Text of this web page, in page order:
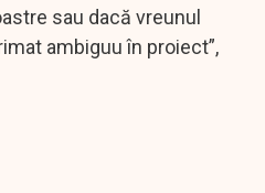
sau dacă vreunul
ambiguu în proiect”,